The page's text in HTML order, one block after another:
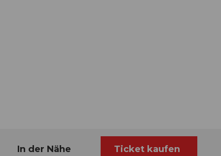
In der Nähe Ticket kaufen